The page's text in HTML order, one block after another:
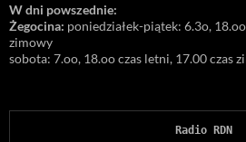
W dni powszednie:
Żegocina: poniedziałek-piątek: 6.3o,
zimowy
sobota: 7.oo, 18.oo czas letni, 17.00 czas
Radio RDN